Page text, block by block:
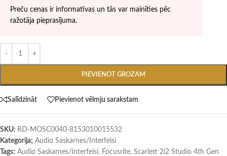
Preču cenas ir informatīvas un tās var mainīties pēc
ražotāja pieprasījuma.
PIEVIENOT GROZAM
Salīdzināt Pievienot vēlmju sarakstam
SKU: RD-MOSC0040-8153010015532
Kategorija; Audio Saskarnes/Interfeisi
Tags: Audio Saskarnes/Interfeisi, Focusrite, Scarlett 2i2 Studio 4th Gen